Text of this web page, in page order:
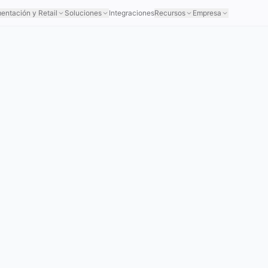
y Retail Soluciones IntegracionesRecursos Empresa